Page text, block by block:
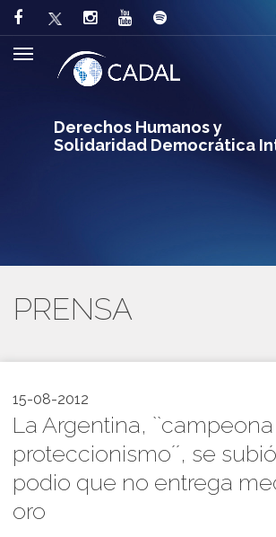
Derechos Humanos y
Solidaridad Democrática
PRENSA
15-08-2012
La Argentina,
proteccionismo´´, se
podio que no entrega
oro